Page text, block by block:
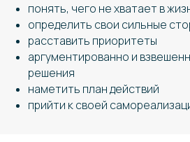
понять, чего не хватает в
определить свои сильные
расставить приоритеты
аргументированно и
решения
наметить план действий
прийти к своей